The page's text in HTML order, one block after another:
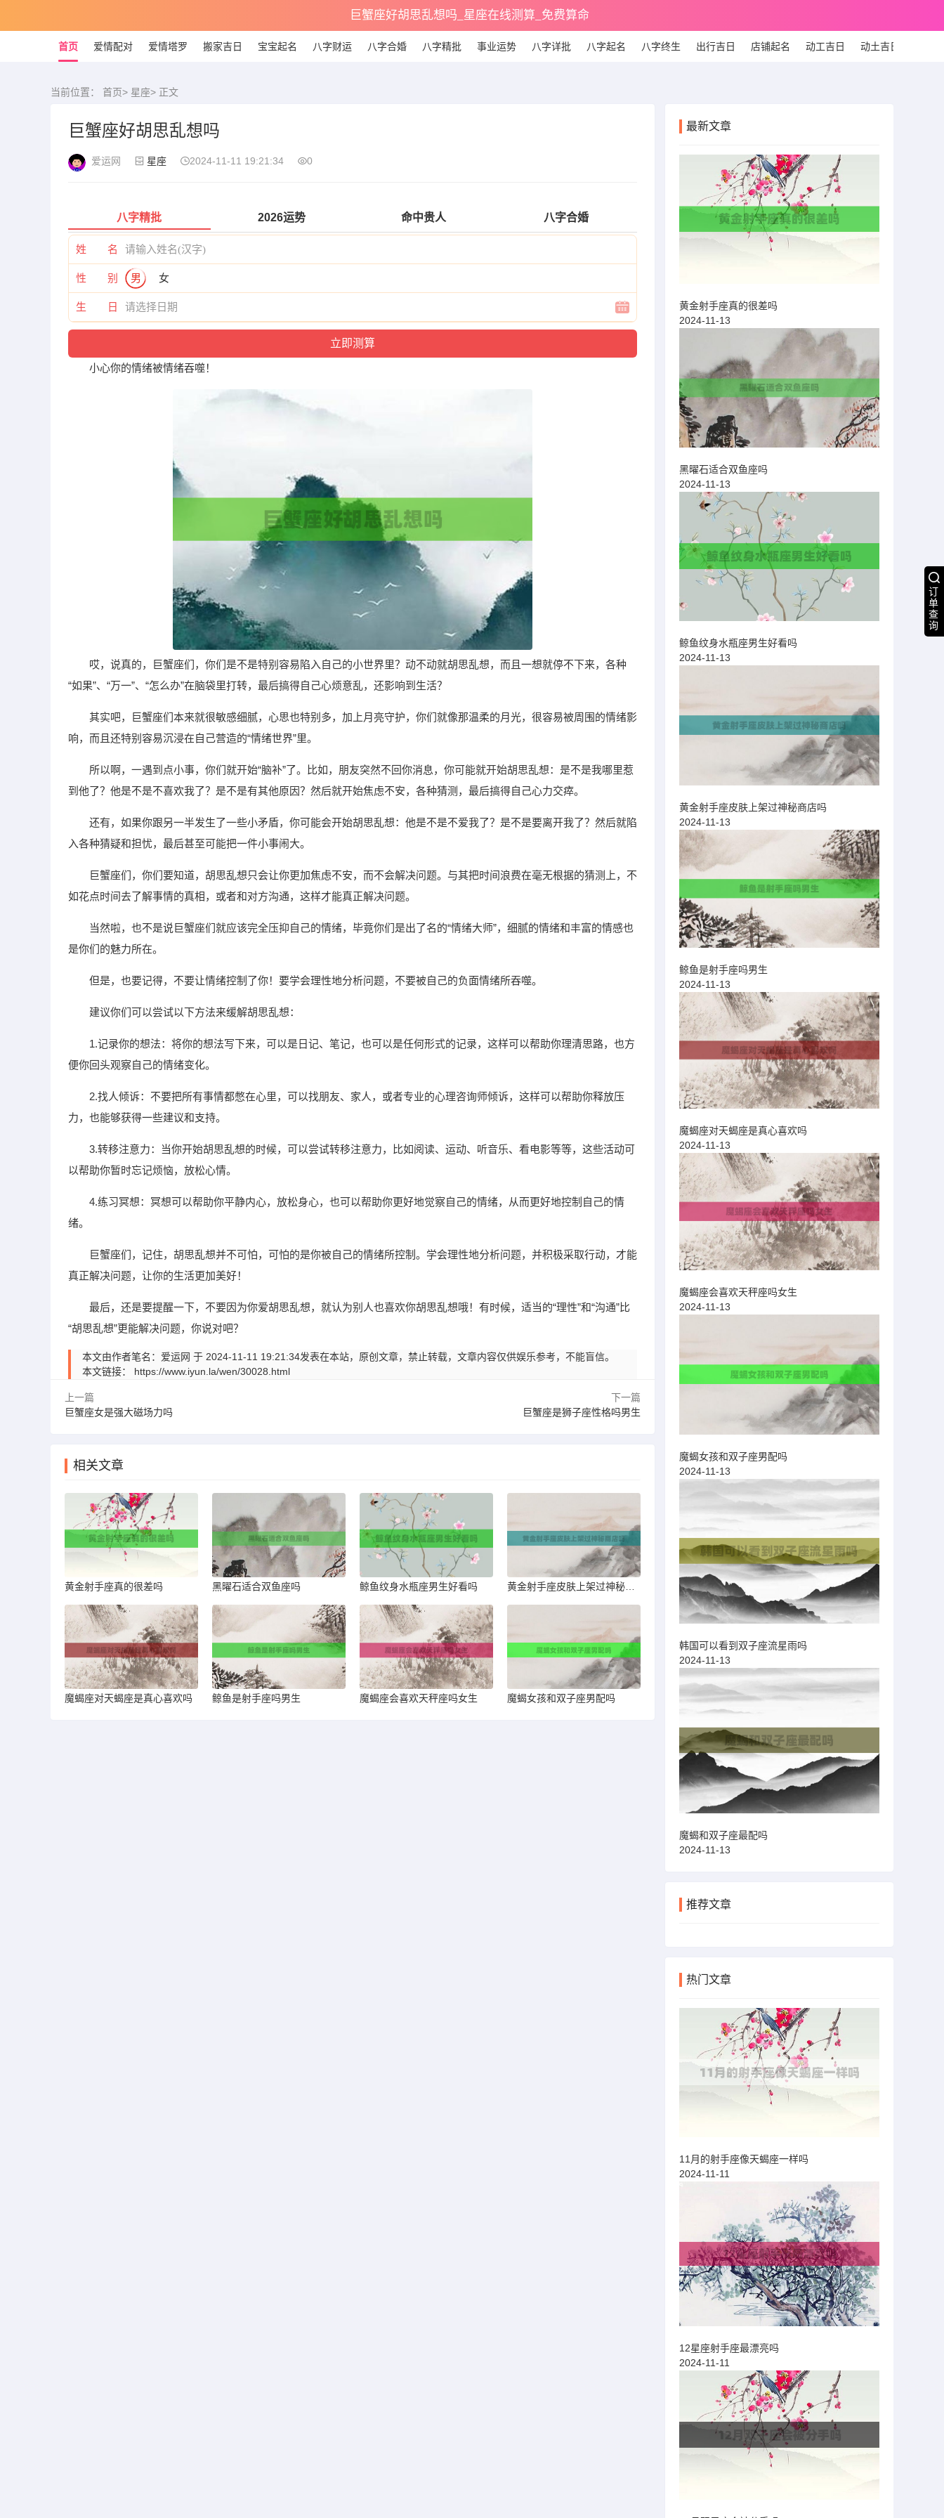
巨蟹座好胡思乱想吗_星座在线测算_免费算命
首页 爱情配对 爱情塔罗 搬家吉日 宝宝起名 八字财运 八字合婚 八字精批 事业运势 八字详批 八字起名 八字终生 出行吉日 店铺起名 动工吉日 动土吉日
订
单
查
询
当前位置： 首页> 星座> 正文
巨蟹座好胡思乱想吗
爱运网 星座 2024-11-11 19:21:34 0
八字精批 2026运势 命中贵人 八字合婚
姓 名
性 别 男 女
生 日
小心你的情绪被情绪吞噬！
哎，说真的，巨蟹座们，你们是不是特别容易陷入自己的小世界里？动不动就胡思乱想，而且一想就停不下来，各种
“如果”、“万一”、“怎么办”在脑袋里打转，最后搞得自己心烦意乱，还影响到生活？
其实吧，巨蟹座们本来就很敏感细腻，心思也特别多，加上月亮守护，你们就像那温柔的月光，很容易被周围的情绪影
响，而且还特别容易沉浸在自己营造的“情绪世界”里。
所以啊，一遇到点小事，你们就开始“脑补”了。比如，朋友突然不回你消息，你可能就开始胡思乱想：是不是我哪里惹
到他了？他是不是不喜欢我了？是不是有其他原因？然后就开始焦虑不安，各种猜测，最后搞得自己心力交瘁。
还有，如果你跟另一半发生了一些小矛盾，你可能会开始胡思乱想：他是不是不爱我了？是不是要离开我了？然后就陷
入各种猜疑和担忧，最后甚至可能把一件小事闹大。
巨蟹座们，你们要知道，胡思乱想只会让你更加焦虑不安，而不会解决问题。与其把时间浪费在毫无根据的猜测上，不
如花点时间去了解事情的真相，或者和对方沟通，这样才能真正解决问题。
当然啦，也不是说巨蟹座们就应该完全压抑自己的情绪，毕竟你们是出了名的“情绪大师”，细腻的情绪和丰富的情感也
是你们的魅力所在。
但是，也要记得，不要让情绪控制了你！要学会理性地分析问题，不要被自己的负面情绪所吞噬。
建议你们可以尝试以下方法来缓解胡思乱想：
1.记录你的想法：将你的想法写下来，可以是日记、笔记，也可以是任何形式的记录，这样可以帮助你理清思路，也方
便你回头观察自己的情绪变化。
2.找人倾诉：不要把所有事情都憋在心里，可以找朋友、家人，或者专业的心理咨询师倾诉，这样可以帮助你释放压
力，也能够获得一些建议和支持。
3.转移注意力：当你开始胡思乱想的时候，可以尝试转移注意力，比如阅读、运动、听音乐、看电影等等，这些活动可
以帮助你暂时忘记烦恼，放松心情。
4.练习冥想：冥想可以帮助你平静内心，放松身心，也可以帮助你更好地觉察自己的情绪，从而更好地控制自己的情
绪。
巨蟹座们，记住，胡思乱想并不可怕，可怕的是你被自己的情绪所控制。学会理性地分析问题，并积极采取行动，才能
真正解决问题，让你的生活更加美好！
最后，还是要提醒一下，不要因为你爱胡思乱想，就认为别人也喜欢你胡思乱想哦！有时候，适当的“理性”和“沟通”比
“胡思乱想”更能解决问题，你说对吧？
本文由作者笔名：爱运网 于 2024-11-11 19:21:34发表在本站，原创文章，禁止转载，文章内容仅供娱乐参考，不能盲信。
本文链接： https://www.iyun.la/wen/30028.html
上一篇
巨蟹座女是强大磁场力吗
下一篇
巨蟹座是狮子座性格吗男生
相关文章
黄金射手座真的很差吗 黑曜石适合双鱼座吗 鲸鱼纹身水瓶座男生好看吗
魔蝎座对天蝎座是真心喜欢吗 鲸鱼是射手座吗男生 魔蝎座会喜欢天秤座吗女生 魔蝎女孩和双子座男配吗
最新文章
黄金射手座真的很差吗
2024-11-13
黑曜石适合双鱼座吗
2024-11-13
鲸鱼纹身水瓶座男生好看吗
2024-11-13
黄金射手座皮肤上架过神秘商店吗
2024-11-13
鲸鱼是射手座吗男生
2024-11-13
魔蝎座对天蝎座是真心喜欢吗
2024-11-13
魔蝎座会喜欢天秤座吗女生
2024-11-13
魔蝎女孩和双子座男配吗
2024-11-13
韩国可以看到双子座流星雨吗
2024-11-13
魔蝎和双子座最配吗
2024-11-13
推荐文章
热门文章
11月的射手座像天蝎座一样吗
2024-11-11
12星座射手座最漂亮吗
2024-11-11